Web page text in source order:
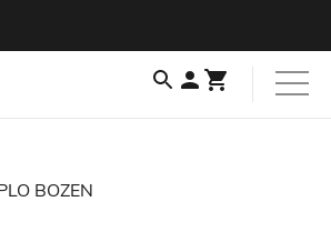
BOZEN